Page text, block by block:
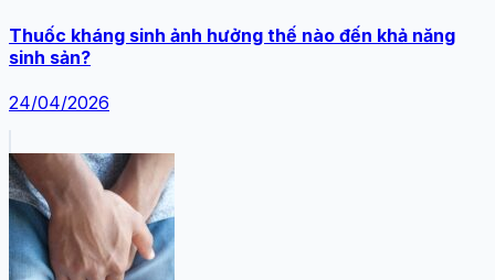
Thuốc kháng sinh ảnh hưởng thế nào đến khả năng
sinh sản?
24/04/2026